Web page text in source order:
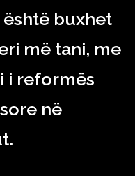
buxhet
më tani, me
i reformës
në